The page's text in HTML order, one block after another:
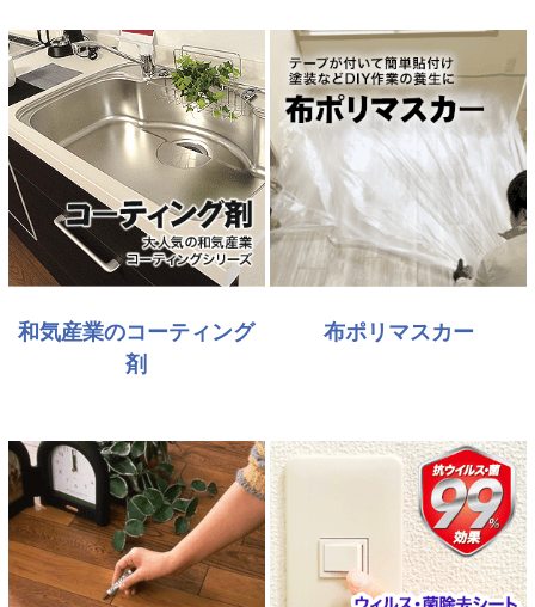
和気産業のコーティング
剤
布ポリマスカー